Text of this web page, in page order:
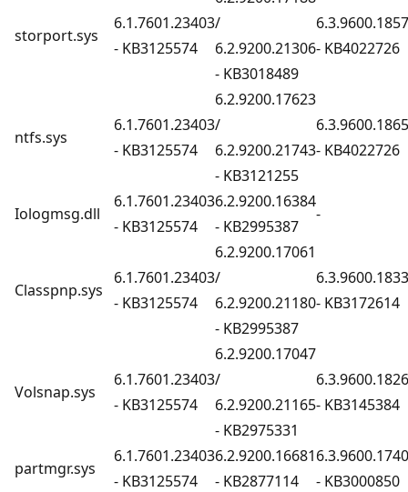
storport.sys
6.1.7601.23403
- KB3125574
/
6.2.9200.21306
- KB3018489
- KB4022726
ntfs.sys
6.1.7601.23403
- KB3125574
6.2.9200.17623
/
6.2.9200.21743
- KB3121255
- KB4022726
Iologmsg.dll
6.1.7601.23403
- KB3125574
6.2.9200.16384
- KB2995387
-
Classpnp.sys
6.1.7601.23403
- KB3125574
6.2.9200.17061
/
6.2.9200.21180
- KB2995387
- KB3172614
Volsnap.sys
6.1.7601.23403
- KB3125574
6.2.9200.17047
/
6.2.9200.21165
- KB2975331
- KB3145384
partmgr.sys
6.1.7601.23403
- KB3125574
6.2.9200.16681
- KB2877114
- KB3000850